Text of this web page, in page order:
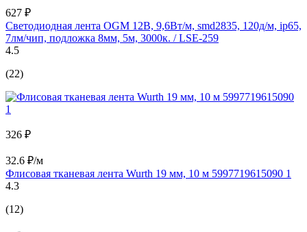
627 ₽
Светодиодная лента OGM 12В, 9,6Вт/м, smd2835, 120д/м, ip65,
7лм/чип, подложка 8мм, 5м, 3000к. / LSE-259
4.5
(22)
326 ₽
32.6 ₽/м
Флисовая тканевая лента Wurth 19 мм, 10 м 5997719615090 1
4.3
(12)